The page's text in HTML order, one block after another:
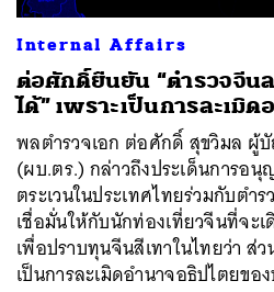
Internal Affairs
ต่อศักดิ์ยืนยัน “ตำรวจจีนล
ได้” เพราะเป็นการละเมิ
พลตำรวจเอก ต่อศักดิ์ สุขวิมล ผู้
(ผบ.ตร.) กล่าวถึงประเด็นการอนุ
ตระเวนในประเทศไทยร่วมกับตำ
เชื่อมั่นให้กับนักท่องเที่ยวจีนที่จะ
เพื่อปราบทุนจีนสีเทาในไทยว่า ส่ว
เป็นการละเมิดอำนาจอธิปไตยขอ